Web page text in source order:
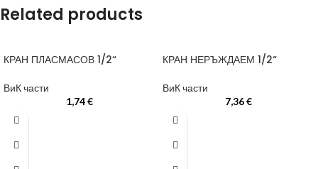
Related products
КРАН ПЛАСМАСОВ 1/2“
ВиК части
1,74€
КРАН НЕРЪЖДАЕМ 1/2“
ВиК части
7,36€